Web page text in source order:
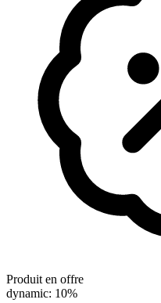
Produit en offre
dynamic: 10%